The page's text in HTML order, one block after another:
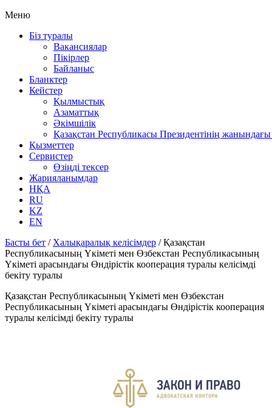
Меню
Біз туралы
Вакансиялар
Пікірлер
Байланыс
Бланктер
Кейстер
Қылмыстық
Азаматтық
Әкімшілік
Қазақстан Республикасы Президентінің
Қызметтер
Сервистер
Өзіңді тексер
Жарияланымдар
НҚА
RU
KZ
EN
Басты бет / Халықаралық келісімдер /Қазақстан
Республикасының Үкіметі мен Өзбекстан Республикасының
Үкіметі арасындағы Өндірістік кооперация туралы келісімді
бекіту туралы
Қазақстан Республикасының Үкіметі мен Өзбекстан
Республикасының Үкіметі арасындағы Өндірістік кооперация
туралы келісімді бекіту туралы